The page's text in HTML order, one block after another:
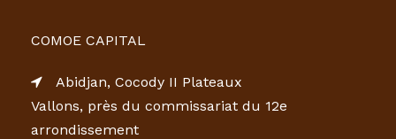
COMOE CAPITAL
Abidjan, Cocody II Plateaux
Vallons, près du commissariat du 12e
arrondissement